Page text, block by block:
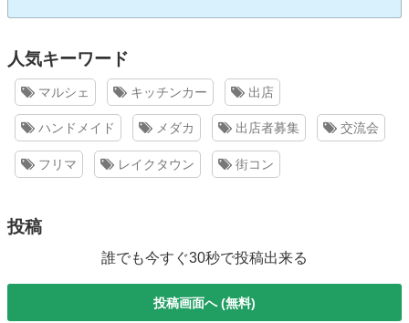
人気キーワード
マルシェ キッチンカー 出店
ハンドメイド メダカ 出店者募集 交流会
フリマ レイクタウン 街コン
投稿
誰でも今すぐ30秒で投稿出来る
投稿画面へ (無料)